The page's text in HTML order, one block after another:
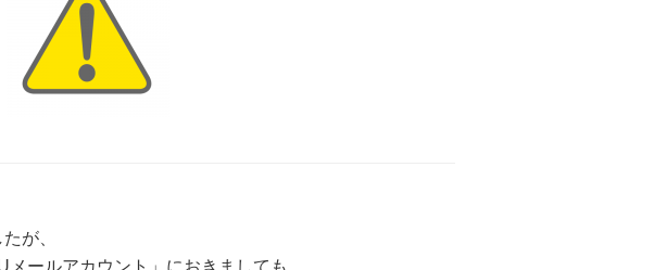
が、
ールアカウント」におきましても、